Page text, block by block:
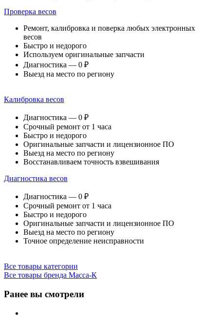
Проверка весов
Ремонт, калибровка и поверка любых электронных
весов
Быстро и недорого
Используем оригинальные запчасти
Диагностика — 0 ₽
Выезд на место по региону
Калибровка весов
Диагностика — 0 ₽
Срочный ремонт от 1 часа
Быстро и недорого
Оригинальные запчасти и лицензионное ПО
Выезд на место по региону
Восстанавливаем точность взвешивания
Диагностика весов
Диагностика — 0 ₽
Срочный ремонт от 1 часа
Быстро и недорого
Оригинальные запчасти и лицензионное ПО
Выезд на место по региону
Точное определение неисправности
Все товары категории
Все товары бренда Масса-К
Ранее вы смотрели